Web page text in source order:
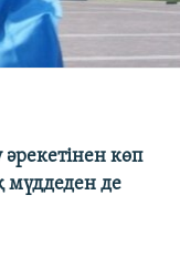
көп
мүддеден де